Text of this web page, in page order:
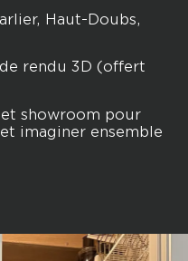
Haut-Doubs,
rendu 3D (offert
showroom pour
imaginer ensemble